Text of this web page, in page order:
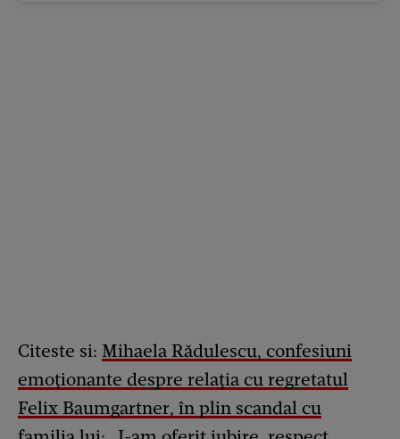
Citeste si: Mihaela Rădulescu, confesiuni
emoționante despre relația cu regretatul
Felix Baumgartner, în plin scandal cu